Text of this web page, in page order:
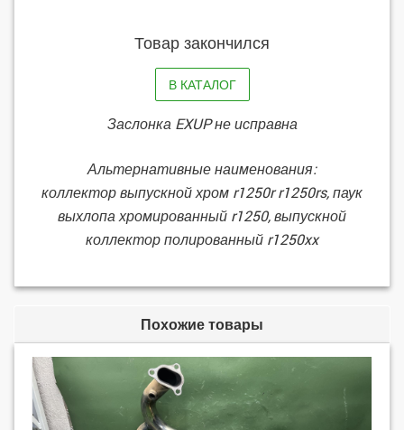
Товар закончился
В КАТАЛОГ
Заслонка EXUP не исправна
Альтернативные наименования:
коллектор выпускной хром r1250r r1250rs, паук
выхлопа хромированный r1250, выпускной
коллектор полированный r1250xx
Похожие товары